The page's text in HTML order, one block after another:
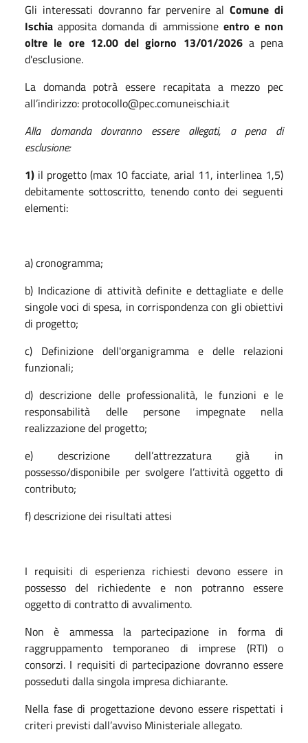
Gli interessati dovranno far pervenire alComune di
Ischiaapposita domanda di ammissione entro e non
oltre le ore 12.00 del giorno 13/01/2026 a pena
d'esclusione.
La domanda potrà essere recapitata a mezzo pec
all’indirizzo: protocollo@pec.comuneischia.it
Alla domanda dovranno essere allegati, a pena di
esclusione:
1) il progetto (max 10 facciate, arial 11, interlinea 1,5)
debitamente sottoscritto, tenendo conto dei seguenti
elementi:
a) cronogramma;
b) Indicazione di attività definite e dettagliate e delle
singole voci di spesa, in corrispondenza con gli obiettivi
di progetto;
c) Definizione dell'organigramma e delle relazioni
funzionali;
d) descrizione delle professionalità, le funzioni e le
responsabilità delle persone impegnate nella
realizzazione del progetto;
e) descrizione dell’attrezzatura già in
possesso/disponibile per svolgere l’attività oggetto di
contributo;
f) descrizione dei risultati attesi
I requisiti di esperienza richiesti devono essere in
possesso del richiedente e non potranno essere
oggetto di contratto di avvalimento.
Non è ammessa la partecipazione in forma di
raggruppamento temporaneo di imprese (RTI) o
consorzi. I requisiti di partecipazione dovranno essere
posseduti dalla singola impresa dichiarante.
Nella fase di progettazione devono essere rispettati i
criteri previsti dall’avviso Ministeriale allegato.